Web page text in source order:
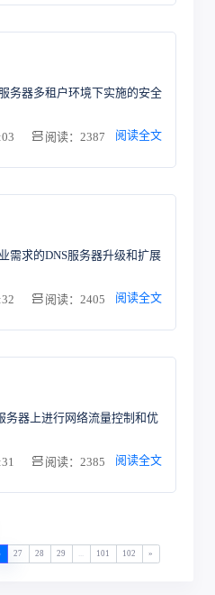
务器多租户环境下实施的安全
阅读：2387 阅读全文
需求的DNS服务器升级和扩展
阅读：2405 阅读全文
务器上进行网络流量控制和优
阅读：2385 阅读全文
27 28 29 101 102 »